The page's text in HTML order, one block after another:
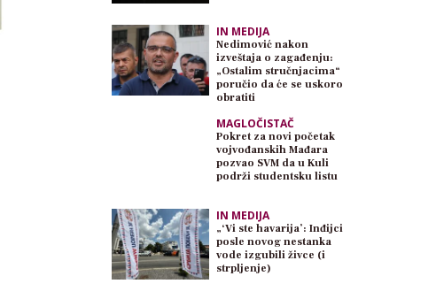
IN MEDIJA
Nedimović nakon
izveštaja o zagađenju:
„Ostalim stručnjacima“
poručio da će se uskoro
obratiti
MAGLOČISTAČ
Pokret za novi početak
vojvođanskih Mađara
pozvao SVM da u Kuli
podrži studentsku listu
IN MEDIJA
„‘Vi ste havarija’: Inđijci
posle novog nestanka
vode izgubili živce (i
strpljenje)